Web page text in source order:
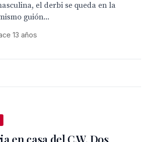
el derbi se queda en la
guión...
13 años
en casa del C.W. Dos